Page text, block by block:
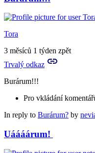
Tora
3 měsíců 1 týden zpět
Trvalý odkaz
Burárum!!!
Pro vkládání
In reply to Burárum? by
Uáááárum!